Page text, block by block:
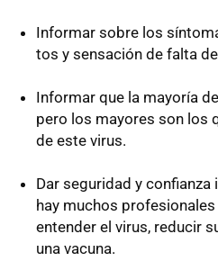
Informar sobre los
tos y sensación de falta
Informar que la mayoría
pero los mayores son los
de este virus.
Dar seguridad y
hay muchos
entender el virus, reducir
una vacuna.